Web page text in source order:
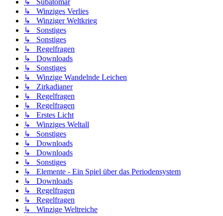
↳ Subatomar
↳ Winziges Verlies
↳ Winziger Weltkrieg
↳ Sonstiges
↳ Sonstiges
↳ Regelfragen
↳ Downloads
↳ Sonstiges
↳ Winzige Wandelnde Leichen
↳ Zirkadianer
↳ Regelfragen
↳ Regelfragen
↳ Erstes Licht
↳ Winziges Weltall
↳ Sonstiges
↳ Downloads
↳ Downloads
↳ Sonstiges
↳ Elemente - Ein Spiel über das Periodensystem
↳ Downloads
↳ Regelfragen
↳ Regelfragen
↳ Winzige Weltreiche